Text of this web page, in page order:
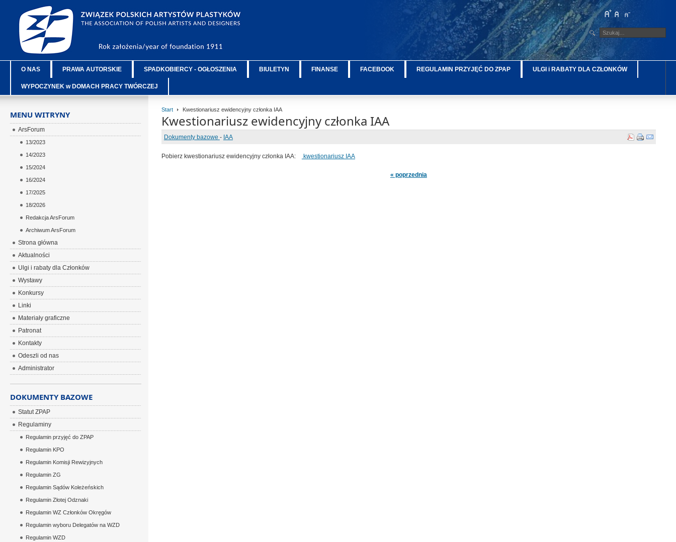
O NAS PRAWA AUTORSKIE SPADKOBIERCY - OGŁOSZENIA BIULETYN FINANSE FACEBOOK REGULAMIN PRZYJĘĆ DO ZPAP ULGI i RABATY DLA CZŁONKÓW
WYPOCZYNEK w DOMACH PRACY TWÓRCZEJ
Start Kwestionariusz ewidencyjny członka IAA
Kwestionariusz ewidencyjny członka IAA
Dokumenty bazowe - IAA
Pobierz kwestionariusz ewidencyjny członka IAA: kwestionariusz IAA
« poprzednia
MENU WITRYNY
ArsForum
13/2023
14/2023
15/2024
16/2024
17/2025
18/2026
Redakcja ArsForum
Archiwum ArsForum
Strona główna
Aktualności
Ulgi i rabaty dla Członków
Wystawy
Konkursy
Linki
Materiały graficzne
Patronat
Kontakty
Odeszli od nas
Administrator
DOKUMENTY BAZOWE
Statut ZPAP
Regulaminy
Regulamin przyjęć do ZPAP
Regulamin KPO
Regulamin Komisji Rewizyjnych
Regulamin ZG
Regulamin Sądów Koleżeńskich
Regulamin Złotej Odznaki
Regulamin WZ Członków Okręgów
Regulamin wyboru Delegatów na WZD
Regulamin WZD